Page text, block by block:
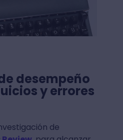
desempeño
y errores
de